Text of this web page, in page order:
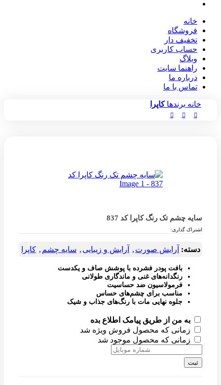
خانه
فروشگاه
تخفیف دار
حساب کاربری
وبلاگ
راهنما سایت
درباره ما
تماس با ما
خانه برندهاکاپرا
سایه چشم تک رنگ کاپرا کد 837
اشتراک گذاری:
دسته: آرایش صورت , آرایش و زیبایی , سایه چشم , کاپرا
بافت پودر فشرده با پوشش صاف و یکدست
رنگدانه‌های غنی و ماندگاری طولانی
فرمولاسیون ضد حساسیت
مناسب برای چشم‌های حساس
جلوه نهایی مات با رنگ‌های جذاب و شیک
به من از طریق پیامک اطلاع بده
زمانی که محصول فروش ویژه شد
زمانی که محصول موجود شد
ثبت